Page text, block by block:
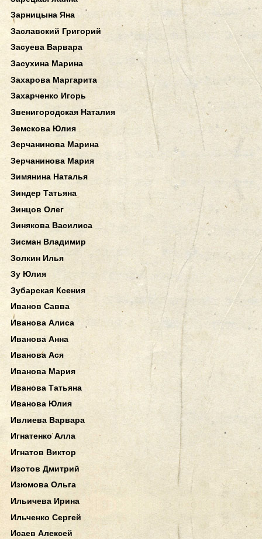
Зарницына Яна
Заславский Григорий
Засуева Варвара
Засухина Марина
Захарова Маргарита
Захарченко Игорь
Звенигородская Наталия
Земскова Юлия
Зерчанинова Марина
Зерчанинова Мария
Зимянина Наталья
Зиндер Татьяна
Зинцов Олег
Зинякова Василиса
Зисман Владимир
Золкин Илья
Зу Юлия
Зубарская Ксения
Иванов Савва
Иванова Алиса
Иванова Анна
Иванова Ася
Иванова Мария
Иванова Татьяна
Иванова Юлия
Ивлиева Варвара
Игнатенко Алла
Игнатов Виктор
Изотов Дмитрий
Изюмова Ольга
Ильичева Ирина
Ильченко Сергей
Исаев Алексей